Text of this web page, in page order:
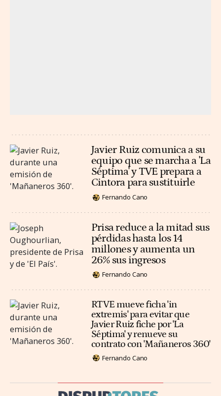
Javier Ruiz comunica a su
equipo que se marcha a 'La
Séptima' y TVE prepara a
Cintora para sustituirle
Fernando Cano
Prisa reduce a la mitad sus
pérdidas hasta los 14
millones y aumenta un
26% sus ingresos
Fernando Cano
RTVE mueve ficha 'in
extremis' para evitar que
Javier Ruiz fiche por 'La
Séptima' y renueve su
contrato con 'Mañaneros 360'
Fernando Cano